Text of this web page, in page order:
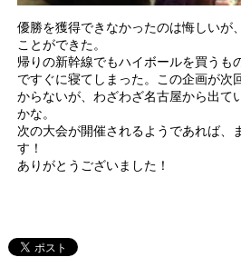
優勝を獲得できなかったのは悔しいが
ことができた。
帰りの新幹線でもハイボールを買うも
ですぐに寝てしまった。この企画が次
からないが、わざわざ名古屋から出て
かな。
次の大会が開催されるようであれば、
す！
ありがとうございました！